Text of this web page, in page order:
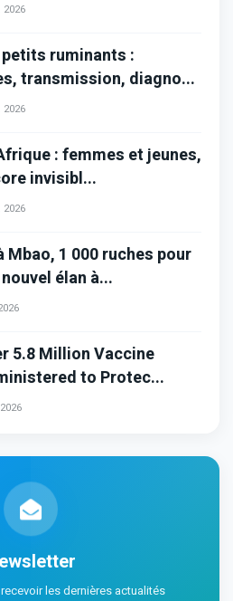
2026
ruminants :
transmission, diagno...
2026
: femmes et jeunes,
invisibl...
2026
Mbao, 1 000 ruches pour
élan à...
5.8 Million Vaccine
to Protec...
les dernières actualités